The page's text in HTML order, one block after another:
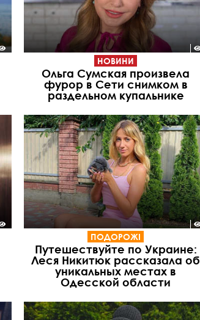
НОВИНИ
Ольга Сумская произвела
фурор в Сети снимком в
раздельном купальнике
ПОДОРОЖІ
Путешествуйте по Украине:
Леся Никитюк рассказала об
уникальных местах в
Одесской области